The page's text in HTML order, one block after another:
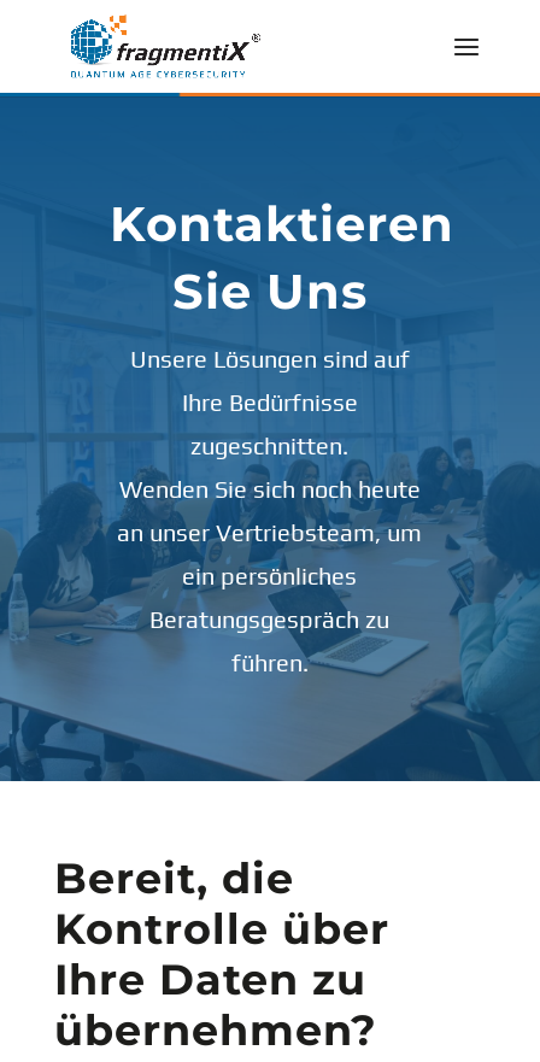
Kontaktieren
Sie Uns
Unsere Lösungen sind auf
Ihre Bedürfnisse
zugeschnitten.
Wenden Sie sich noch heute
an unser Vertriebsteam, um
ein persönliches
Beratungsgespräch zu
führen.
Bereit, die
Kontrolle über
Ihre Daten zu
übernehmen?